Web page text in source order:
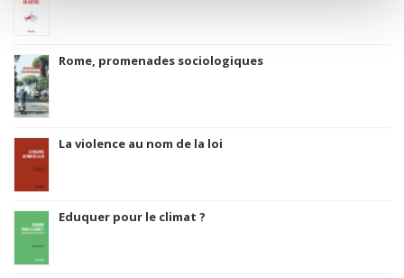
Rome, promenades sociologiques
La violence au nom de la loi
Eduquer pour le climat ?